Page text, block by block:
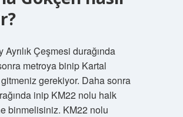
Ayrılık Çeşmesi durağında
metroya binip Kartal
gitmeniz gerekiyor. Daha sonra
inip KM22 nolu halk
binmelisiniz. KM22 nolu